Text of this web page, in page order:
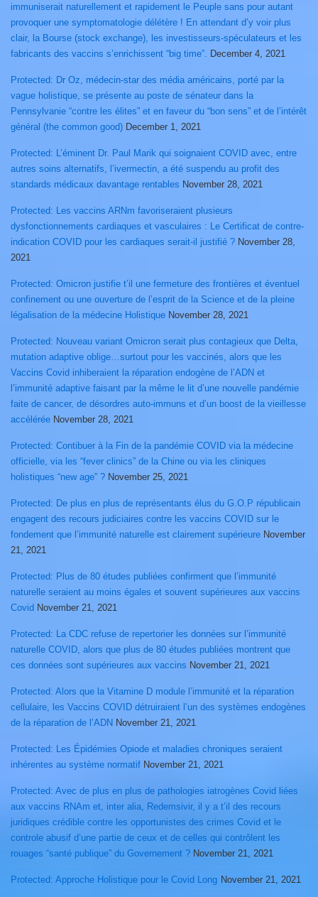
immuniserait naturellement et rapidement le Peuple sans pour autant
provoquer une symptomatologie délétère ! En attendant d’y voir plus
clair, la Bourse (stock exchange), les investisseurs-spéculateurs et les
fabricants des vaccins s’enrichissent “big time”. December 4, 2021
Protected: Dr Oz, médecin-star des média américains, porté par la
vague holistique, se présente au poste de sénateur dans la
Pennsylvanie “contre les élites” et en faveur du “bon sens” et de l’intérêt
général (the common good) December 1, 2021
Protected: L’éminent Dr. Paul Marik qui soignaient COVID avec, entre
autres soins alternatifs, l’ivermectin, a été suspendu au profit des
standards médicaux davantage rentables November 28, 2021
Protected: Les vaccins ARNm favoriseraient plusieurs
dysfonctionnements cardiaques et vasculaires : Le Certificat de contre-
indication COVID pour les cardiaques serait-il justifié ? November 28,
2021
Protected: Omicron justifie t’il une fermeture des frontières et éventuel
confinement ou une ouverture de l’esprit de la Science et de la pleine
légalisation de la médecine Holistique November 28, 2021
Protected: Nouveau variant Omicron serait plus contagieux que Delta,
mutation adaptive oblige…surtout pour les vaccinés, alors que les
Vaccins Covid inhiberaient la réparation endogène de l’ADN et
l’immunité adaptive faisant par la même le lit d’une nouvelle pandémie
faite de cancer, de désordres auto-immuns et d’un boost de la vieillesse
accélérée November 28, 2021
Protected: Contibuer à la Fin de la pandémie COVID via la médecine
officielle, via les “fever clinics” de la Chine ou via les cliniques
holistiques “new age” ? November 25, 2021
Protected: De plus en plus de représentants élus du G.O.P républicain
engagent des recours judiciaires contre les vaccins COVID sur le
fondement que l’immunité naturelle est clairement supérieure November
21, 2021
Protected: Plus de 80 études publiées confirment que l’immunité
naturelle seraient au moins égales et souvent supérieures aux vaccins
Covid November 21, 2021
Protected: La CDC refuse de repertorier les données sur l’immunité
naturelle COVID, alors que plus de 80 études publiées montrent que
ces données sont supérieures aux vaccins November 21, 2021
Protected: Alors que la Vitamine D module l’immunité et la réparation
cellulaire, les Vaccins COVID détruiraient l’un des systèmes endogènes
de la réparation de l’ADN November 21, 2021
Protected: Les Épidémies Opiode et maladies chroniques seraient
inhérentes au système normatif November 21, 2021
Protected: Avec de plus en plus de pathologies iatrogènes Covid liées
aux vaccins RNAm et, inter alia, Redemsivir, il y a t’il des recours
juridiques crédible contre les opportunistes des crimes Covid et le
controle abusif d’une partie de ceux et de celles qui contrôlent les
rouages “santé publique” du Governement ? November 21, 2021
Protected: Approche Holistique pour le Covid Long November 21, 2021